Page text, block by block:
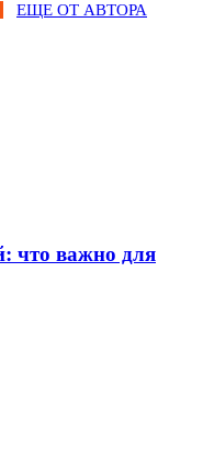
ЕЩЕ ОТ АВТОРА
что важно для